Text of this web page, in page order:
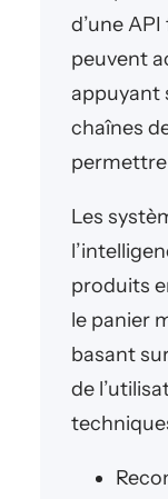
d’une
peuvent
appuyant
chaînes
Les
produits
le panier
basant
de